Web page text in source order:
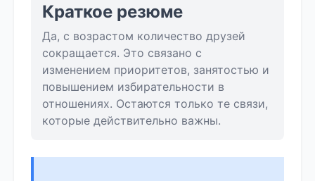
Краткое резюме
Да, с возрастом количество друзей
сокращается. Это связано с
изменением приоритетов, занятостью и
повышением избирательности в
отношениях. Остаются только те связи,
которые действительно важны.